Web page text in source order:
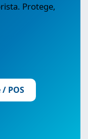
Protege,
POS